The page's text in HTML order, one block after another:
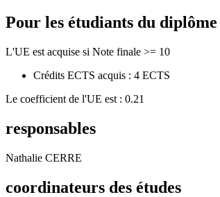
Pour les étudiants du diplôme
L'UE est acquise si Note finale >= 10
Crédits ECTS acquis : 4 ECTS
Le coefficient de l'UE est : 0.21
responsables
Nathalie CERRE
coordinateurs des études